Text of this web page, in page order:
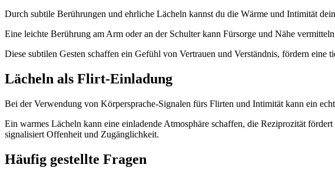
Durch subtile Berührungen und ehrliche Lächeln kannst du die Wärme und Intimität
Eine leichte Berührung am Arm oder an der Schulter kann Fürsorge und Nähe
Diese subtilen Gesten schaffen ein Gefühl von Vertrauen und Verständnis, fördern eine
Lächeln als Flirt-Einladung
Bei der Verwendung von Körpersprache-Signalen fürs Flirten und Intimität kann ein
Ein warmes Lächeln kann eine einladende Atmosphäre schaffen, die Reziprozität
signalisiert Offenheit und Zugänglichkeit.
Häufig gestellte Fragen